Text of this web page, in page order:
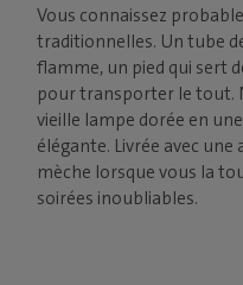
Vous connaissez
traditionnelles. Un tube
flamme, un pied qui sert
pour transporter le tout.
vieille lampe dorée en
élégante. Livrée avec
mèche lorsque vous la
soirées inoubliables.